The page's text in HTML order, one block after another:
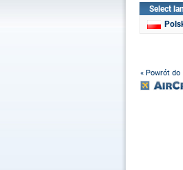
Select
« Powrót do